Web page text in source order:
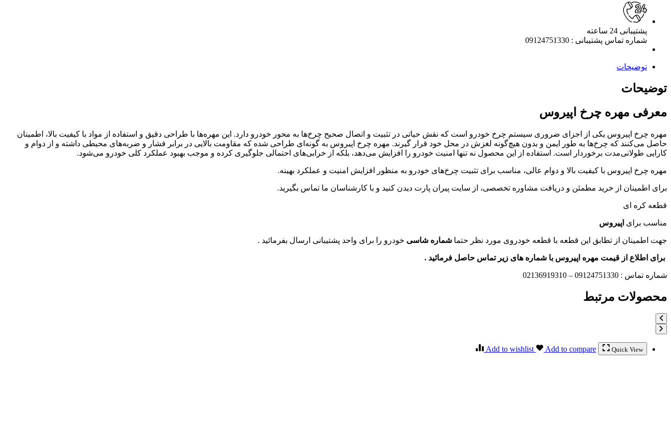
پشتیبانی 24 ساعته
شماره تماس پشتیبانی : 09124751330
توضیحات
توضیحات
معرفی مهره چرخ اپیروس
مهره چرخ اپیروس یکی از اجزای ضروری سیستم چرخ خودرو است که نقش حیاتی در تثبیت و اتصال صحیح چرخ‌ها به محور خودرو دارد. این مهره‌ها با طراحی دقیق و استفاده از مواد با کیفیت بالا، اطمینان
حاصل می‌کنند که چرخ‌ها به طور ایمن و بدون هیچ‌گونه لغزش در محل خود قرار گیرند. مهره چرخ اپیروس به گونه‌ای طراحی شده که مقاومت بالایی در برابر فشار و ضربه‌های محیطی داشته و از دوام و
کارایی طولانی‌مدت برخوردار است. استفاده از این محصول نه تنها امنیت خودرو را افزایش می‌دهد، بلکه از خرابی‌های احتمالی جلوگیری کرده و موجب بهبود عملکرد کلی خودرو می‌شود.
مهره چرخ اپیروس با کیفیت بالا و دوام عالی، مناسب برای تثبیت چرخ‌های خودرو به منظور افزایش امنیت و عملکرد بهینه.
برای اطمینان از خرید مطمئن و دریافت مشاوره تخصصی، از سایت پیران پارت دیدن کنید و با کارشناسان ما تماس بگیرید.
قطعه کره ای
مناسب برای اپیروس
جهت اطمینان از تطابق این قطعه با قطعه خودروی مورد نظر حتما شماره شاسی خودرو را برای واحد پشتیبانی ارسال بفرمائید .
برای اطلاع از قیمت مهره اپیروس با شماره های زیر تماس حاصل فرمائید .
شماره تماس : 09124751330 – 02136919310
محصولات مرتبط
Quick View
Add to wishlist Add to compare